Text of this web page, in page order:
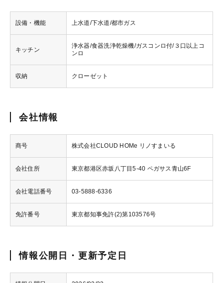
設備・機能 上水道/下水道/都市ガス
キッチン
浄水器/食器洗浄乾燥機/ガスコンロ付/３口以上コ
ンロ
収納 クローゼット
会社情報
商号 株式会社CLOUD HOMe リノすまいる
会社住所 東京都港区赤坂八丁目5-40 ペガサス青山6F
会社電話番号 03-5888-6336
免許番号 東京都知事免許(2)第103576号
情報公開日・更新予定日